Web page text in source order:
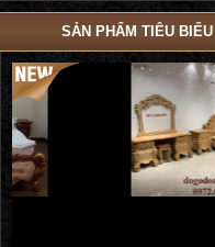
SẢN PHẨM TIÊU BIỂU